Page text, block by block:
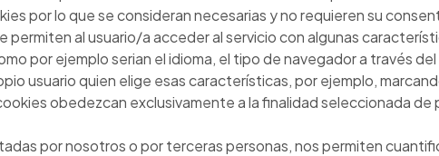
por lo que se consideran necesarias y no requieren su
permiten al usuario/a acceder al servicio con algunas
por ejemplo serian el idioma, el tipo de navegador a través
usuario quien elige esas características, por ejemplo,
obedezcan exclusivamente a la finalidad seleccionada
por nosotros o por terceras personas, nos permiten